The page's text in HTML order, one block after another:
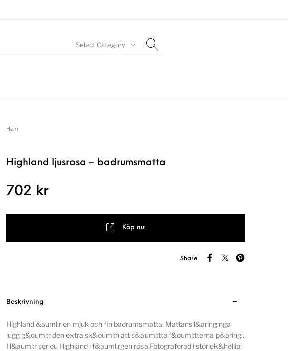
Select Category
Hem
Highland ljusrosa – badrumsmatta
702 kr
Köp nu
Share
Beskrivning
Highland &auml:r en mjuk och fin badrumsmatta. Mattans l&aring:nga
lugg g&ouml:r den extra sk&ouml:n att s&auml:tta f&ouml:tterna p&aring:.
H&auml:r ser du Highland i f&auml:rgen rosa.Fotograferad i storlek&hellip: